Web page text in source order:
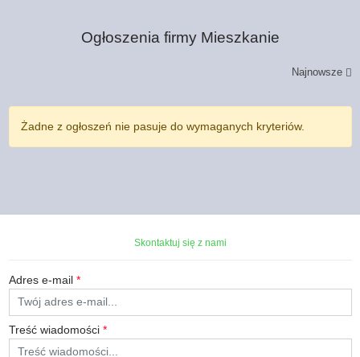
Ogłoszenia firmy Mieszkanie
Najnowsze
Żadne z ogłoszeń nie pasuje do wymaganych kryteriów.
Skontaktuj się z nami
Adres e-mail *
Treść wiadomości *